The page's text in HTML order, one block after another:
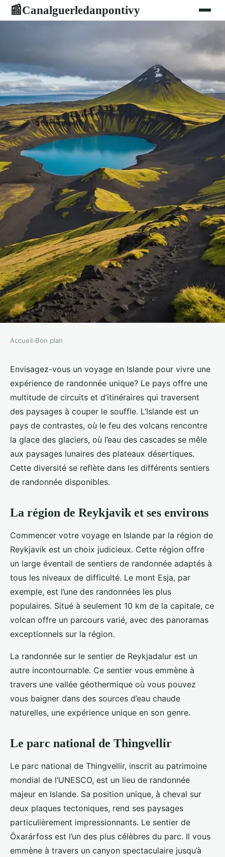
📰Canalguerledanpontivy
BON PLAN
Quels sont les meilleurs sentiers
pour une randonnée en régions
volcaniques en Islande?
Nina• 2 octobre 2024• 5 min de lecture
Accueil›Bon plan
Envisagez-vous un voyage en Islande pour vivre une
expérience de randonnée unique? Le pays offre une
multitude de circuits et d’itinéraires qui traversent
des paysages à couper le souffle. L’Islande est un
pays de contrastes, où le feu des volcans rencontre
la glace des glaciers, où l’eau des cascades se mêle
aux paysages lunaires des plateaux désertiques.
Cette diversité se reflète dans les différents sentiers
de randonnée disponibles.
La région de Reykjavik et ses environs
Commencer votre voyage en Islande par la région de
Reykjavik est un choix judicieux. Cette région offre
un large éventail de sentiers de randonnée adaptés à
tous les niveaux de difficulté. Le mont Esja, par
exemple, est l’une des randonnées les plus
populaires. Situé à seulement 10 km de la capitale, ce
volcan offre un parcours varié, avec des panoramas
exceptionnels sur la région.
La randonnée sur le sentier de Reykjadalur est un
autre incontournable. Ce sentier vous emmène à
travers une vallée géothermique où vous pouvez
vous baigner dans des sources d’eau chaude
naturelles, une expérience unique en son genre.
Le parc national de Thingvellir
Le parc national de Thingvellir, inscrit au patrimoine
mondial de l’UNESCO, est un lieu de randonnée
majeur en Islande. Sa position unique, à cheval sur
deux plaques tectoniques, rend ses paysages
particulièrement impressionnants. Le sentier de
Öxarárfoss est l’un des plus célèbres du parc. Il vous
emmène à travers un canyon spectaculaire jusqu’à